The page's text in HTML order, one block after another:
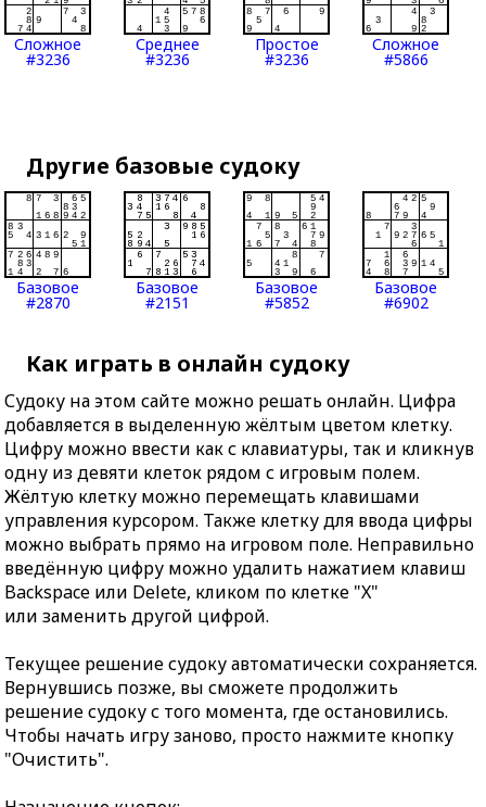
Сложное
#3236
Среднее
#3236
Простое
#3236
Сложное
#5866
Другие базовые судоку
Базовое
#2870
Базовое
#2151
Базовое
#5852
Базовое
#6902
Как играть в онлайн судоку
Судоку на этом сайте можно решать онлайн. Цифра
добавляется в выделенную жёлтым цветом клетку.
Цифру можно ввести как с клавиатуры, так и кликнув
одну из девяти клеток рядом с игровым полем.
Жёлтую клетку можно перемещать клавишами
управления курсором. Также клетку для ввода цифры
можно выбрать прямо на игровом поле. Неправильно
введённую цифру можно удалить нажатием клавиш
Backspace или Delete, кликом по клетке "X"
или заменить другой цифрой.
Текущее решение судоку автоматически сохраняется.
Вернувшись позже, вы сможете продолжить
решение судоку с того момента, где остановились.
Чтобы начать игру заново, просто нажмите кнопку
"Очистить".